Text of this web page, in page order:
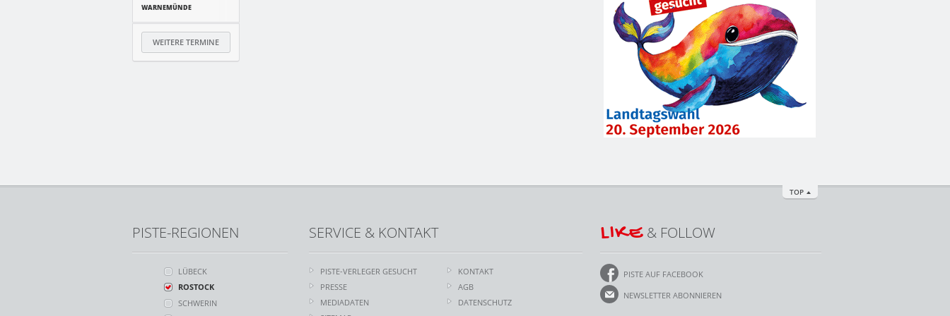
WARNEMÜNDE
WEITERE TERMINE
TOP
PISTE-REGIONEN
LÜBECK
ROSTOCK
SCHWERIN
SERVICE & KONTAKT
PISTE-VERLEGER GESUCHT
PRESSE
MEDIADATEN
KONTAKT
AGB
DATENSCHUTZ
LIKE& FOLLOW
PISTE AUF FACEBOOK
NEWSLETTER ABONNIEREN